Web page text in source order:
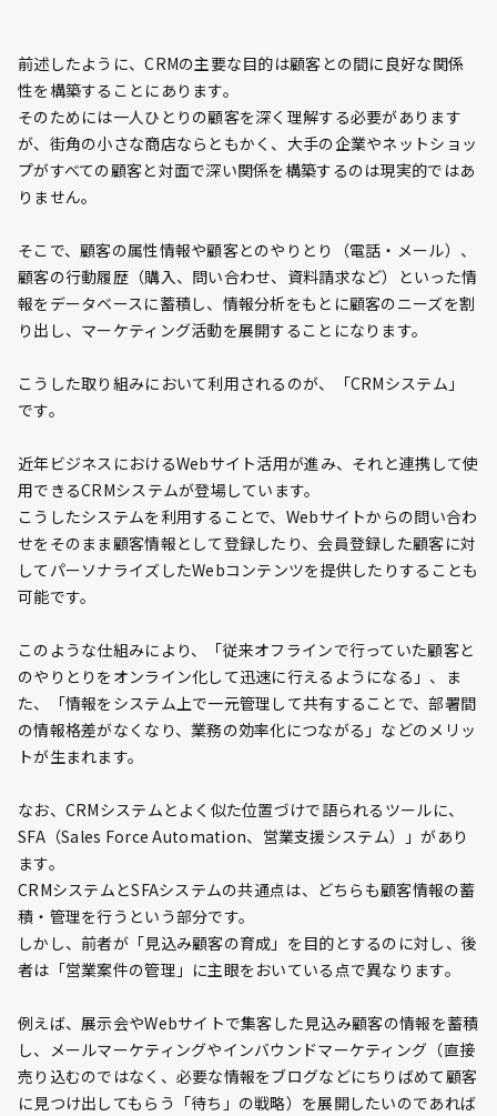
前述したように、CRMの主要な目的は顧客との間に良好な関係
性を構築することにあります。
そのためには一人ひとりの顧客を深く理解する必要があります
が、街角の小さな商店ならともかく、大手の企業やネットショッ
プがすべての顧客と対面で深い関係を構築するのは現実的ではあ
りません。
そこで、顧客の属性情報や顧客とのやりとり（電話・メール）、
顧客の行動履歴（購入、問い合わせ、資料請求など）といった情
報をデータベースに蓄積し、情報分析をもとに顧客のニーズを割
り出し、マーケティング活動を展開することになります。
こうした取り組みにおいて利用されるのが、「CRMシステム」
です。
近年ビジネスにおけるWebサイト活用が進み、それと連携して使
用できるCRMシステムが登場しています。
こうしたシステムを利用することで、Webサイトからの問い合わ
せをそのまま顧客情報として登録したり、会員登録した顧客に対
してパーソナライズしたWebコンテンツを提供したりすることも
可能です。
このような仕組みにより、「従来オフラインで行っていた顧客と
のやりとりをオンライン化して迅速に行えるようになる」、ま
た、「情報をシステム上で一元管理して共有することで、部署間
の情報格差がなくなり、業務の効率化につながる」などのメリッ
トが生まれます。
なお、CRMシステムとよく似た位置づけで語られるツールに、
SFA（Sales Force Automation、営業支援システム）」があり
ます。
CRMシステムとSFAシステムの共通点は、どちらも顧客情報の蓄
積・管理を行うという部分です。
しかし、前者が「見込み顧客の育成」を目的とするのに対し、後
者は「営業案件の管理」に主眼をおいている点で異なります。
例えば、展示会やWebサイトで集客した見込み顧客の情報を蓄積
し、メールマーケティングやインバウンドマーケティング（直接
売り込むのではなく、必要な情報をブログなどにちりばめて顧客
に見つけ出してもらう「待ち」の戦略）を展開したいのであれば